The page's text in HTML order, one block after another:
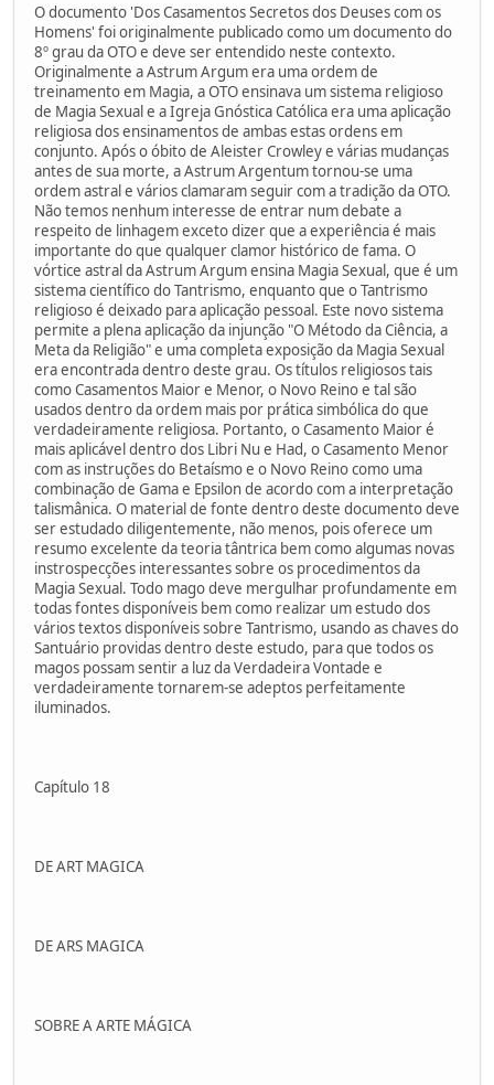
O documento 'Dos Casamentos Secretos dos Deuses com os
Homens' foi originalmente publicado como um documento do
8º grau da OTO e deve ser entendido neste contexto.
Originalmente a Astrum Argum era uma ordem de
treinamento em Magia, a OTO ensinava um sistema religioso
de Magia Sexual e a Igreja Gnóstica Católica era uma aplicação
religiosa dos ensinamentos de ambas estas ordens em
conjunto. Após o óbito de Aleister Crowley e várias mudanças
antes de sua morte, a Astrum Argentum tornou-se uma
ordem astral e vários clamaram seguir com a tradição da OTO.
Não temos nenhum interesse de entrar num debate a
respeito de linhagem exceto dizer que a experiência é mais
importante do que qualquer clamor histórico de fama. O
vórtice astral da Astrum Argum ensina Magia Sexual, que é um
sistema científico do Tantrismo, enquanto que o Tantrismo
religioso é deixado para aplicação pessoal. Este novo sistema
permite a plena aplicação da injunção "O Método da Ciência, a
Meta da Religião" e uma completa exposição da Magia Sexual
era encontrada dentro deste grau. Os títulos religiosos tais
como Casamentos Maior e Menor, o Novo Reino e tal são
usados dentro da ordem mais por prática simbólica do que
verdadeiramente religiosa. Portanto, o Casamento Maior é
mais aplicável dentro dos Libri Nu e Had, o Casamento Menor
com as instruções do Betaísmo e o Novo Reino como uma
combinação de Gama e Epsilon de acordo com a interpretação
talismânica. O material de fonte dentro deste documento deve
ser estudado diligentemente, não menos, pois oferece um
resumo excelente da teoria tântrica bem como algumas novas
instrospecções interessantes sobre os procedimentos da
Magia Sexual. Todo mago deve mergulhar profundamente em
todas fontes disponíveis bem como realizar um estudo dos
vários textos disponíveis sobre Tantrismo, usando as chaves do
Santuário providas dentro deste estudo, para que todos os
magos possam sentir a luz da Verdadeira Vontade e
verdadeiramente tornarem-se adeptos perfeitamente
iluminados.
Capítulo 18
DE ART MAGICA
DE ARS MAGICA
SOBRE A ARTE MÁGICA